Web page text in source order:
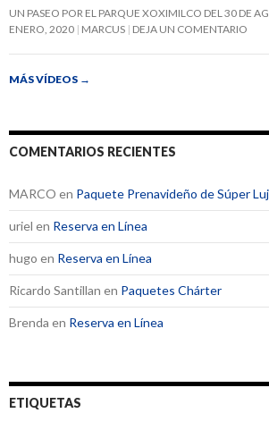
UN PASEO POR EL PARQUE XOXIMILCO DEL 30 DE
ENERO, 2020 MARCUS DEJA UN COMENTARIO
MÁS VÍDEOS →
COMENTARIOS RECIENTES
MARCO en Paquete Prenavideño de Súper
uriel en Reserva en Línea
hugo en Reserva en Línea
Ricardo Santillan en Paquetes Chárter
Brenda en Reserva en Línea
ETIQUETAS